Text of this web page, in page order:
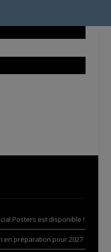
Posters est disponible !
en préparation pour 2027